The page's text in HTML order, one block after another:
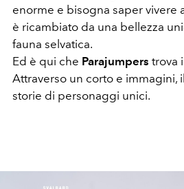
enorme e bisogna saper vivere
è ricambiato da una bellezza
fauna selvatica.
Ed è qui che Parajumpers trova
Attraverso un corto e immagini,
storie di personaggi unici.